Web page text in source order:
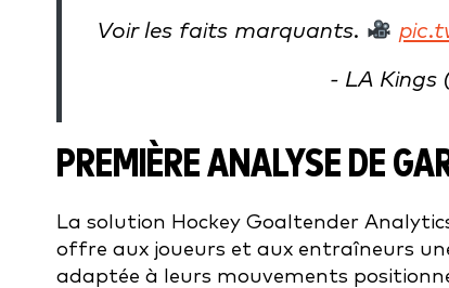
Voir les faits marquants.
- LA Kings
PREMIÈRE ANALYSE DE
La solution Hockey Goaltender
offre aux joueurs et aux entraîneurs
adaptée à leurs mouvements